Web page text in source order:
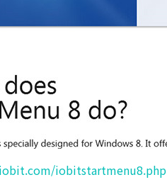
iobitstartmenu8.php